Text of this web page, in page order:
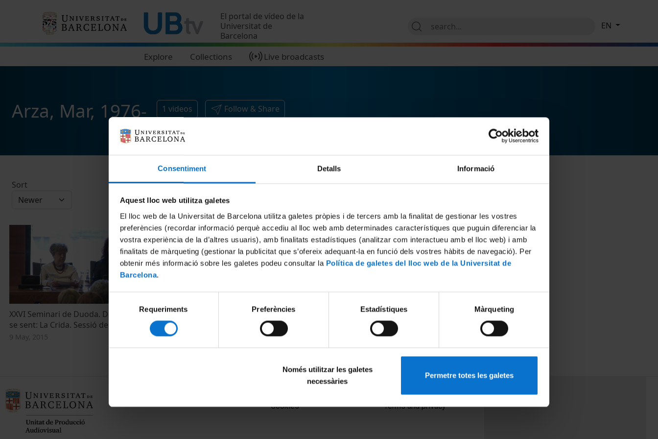
Consentiment Detalls Informació
Aquest lloc web utilitza galetes
El lloc web de la Universitat de Barcelona utilitza galetes pròpies i de tercers amb la finalitat de gestionar les vostres
preferències (recordar informació perquè accediu al lloc web amb determinades característiques que puguin diferenciar la
vostra experiència de la d’altres usuaris), amb finalitats estadístiques (analitzar com interactueu amb el lloc web) i amb
finalitats de màrqueting (gestionar la publicitat que s’ofereix adequant-la en funció dels vostres hàbits de navegació). Per
obtenir més informació sobre les galetes podeu consultar la Política de galetes del lloc web de la Universitat de
Barcelona.
consentiment
Requeriments Preferències Estadístiques Màrqueting
Només utilitzar les galetes
necessàries
Permetre totes les galetes
El portal de vídeo de la
Universitat de
Barcelona
Explore Collections Live broadcasts
EN
Arza, Mar, 1976- 1 videos Follow & Share
Sort
XXVI Seminari de Duoda. Desxifrar el que
se sent: La Crida. Sessió de matí
9 May, 2015
Cookies
Terms and privacy